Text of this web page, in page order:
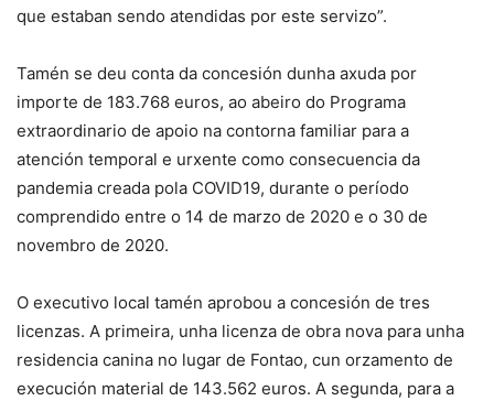
que estaban sendo atendidas por este servizo”.
Tamén se deu conta da concesión dunha axuda por
importe de 183.768 euros, ao abeiro do Programa
extraordinario de apoio na contorna familiar para a
atención temporal e urxente como consecuencia da
pandemia creada pola COVID19, durante o período
comprendido entre o 14 de marzo de 2020 e o 30 de
novembro de 2020.
O executivo local tamén aprobou a concesión de tres
licenzas. A primeira, unha licenza de obra nova para unha
residencia canina no lugar de Fontao, cun orzamento de
execución material de 143.562 euros. A segunda, para a